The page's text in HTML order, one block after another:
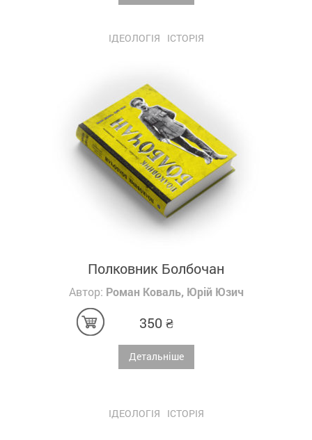
ІДЕОЛОГІЯ ІСТОРІЯ
Полковник Болбочан
Автор: Роман Коваль, Юрій Юзич
350 ₴
Детальніше
ІДЕОЛОГІЯ ІСТОРІЯ